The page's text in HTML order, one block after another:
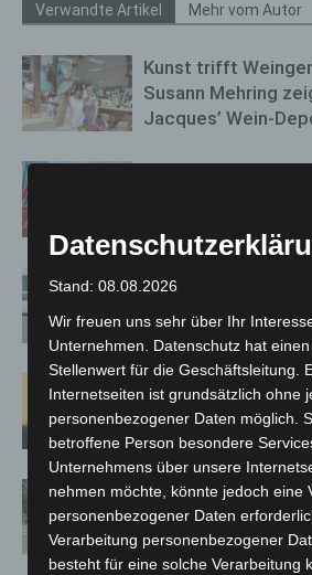
Verwandte Artikel Mehr vom Autor
Kunst trifft
Susann Mehring
Jacques’ Wein-
Niedersachsen:
Spanien zurück
Hannover: Erste
Population in
Brand im „Haus der
Neuwarmbüchen
Stand: 08.08.2026
Wir freuen uns sehr über Ihr
Unternehmen. Datenschutz hat
Stellenwert für die Geschäftsleitung.
Internetseiten ist grundsätzlich ohne
personenbezogener Daten möglich.
betroffene Person besondere
Unternehmens über unsere
nehmen möchte, könnte jedoch eine
personenbezogener Daten
Verarbeitung personenbezogener
besteht für eine solche Verarbeitung